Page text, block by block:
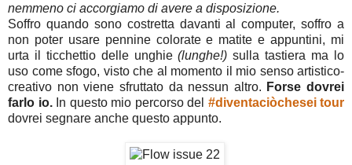
nemmeno ci accorgiamo di avere a disposizione.
Soffro quando sono costretta davanti al computer, soffro a
non poter usare pennine colorate e matite e appuntini, mi
urta il ticchettio delle unghie(lunghe!)sulla tastiera ma lo
uso come sfogo, visto che al momento il mio senso artistico-
creativo non viene sfruttato da nessun altro. Forse dovrei
farlo io.In questo mio percorso del #diventaciòchesei tour
dovrei segnare anche questo appunto.